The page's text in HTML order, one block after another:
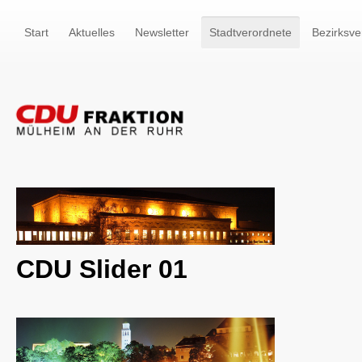
Start Aktuelles Newsletter Stadtverordnete
CDU Slider 01